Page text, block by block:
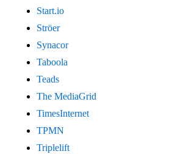
Start.io
Ströer
Synacor
Taboola
Teads
The MediaGrid
TimesInternet
TPMN
Triplelift